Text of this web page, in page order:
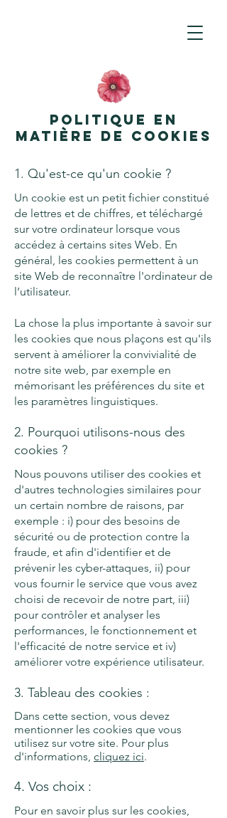
Politique en
matière de cookies
1. Qu'est-ce qu'un cookie ?
Un cookie est un petit fichier constitué
de lettres et de chiffres, et téléchargé
sur votre ordinateur lorsque vous
accédez à certains sites Web. En
général, les cookies permettent à un
site Web de reconnaître l'ordinateur de
l’utilisateur.
La chose la plus importante à savoir sur
les cookies que nous plaçons est qu'ils
servent à améliorer la convivialité de
notre site web, par exemple en
mémorisant les préférences du site et
les paramètres linguistiques.
2. Pourquoi utilisons-nous des
cookies ?
Nous pouvons utiliser des cookies et
d'autres technologies similaires pour
un certain nombre de raisons, par
exemple : i) pour des besoins de
sécurité ou de protection contre la
fraude, et afin d'identifier et de
prévenir les cyber-attaques, ii) pour
vous fournir le service que vous avez
choisi de recevoir de notre part, iii)
pour contrôler et analyser les
performances, le fonctionnement et
l'efficacité de notre service et iv)
améliorer votre expérience utilisateur.
3. Tableau des cookies :
Dans cette section, vous devez
mentionner les cookies que vous
utilisez sur votre site. Pour plus
d'informations, cliquez ici.
4. Vos choix :
Pour en savoir plus sur les cookies,